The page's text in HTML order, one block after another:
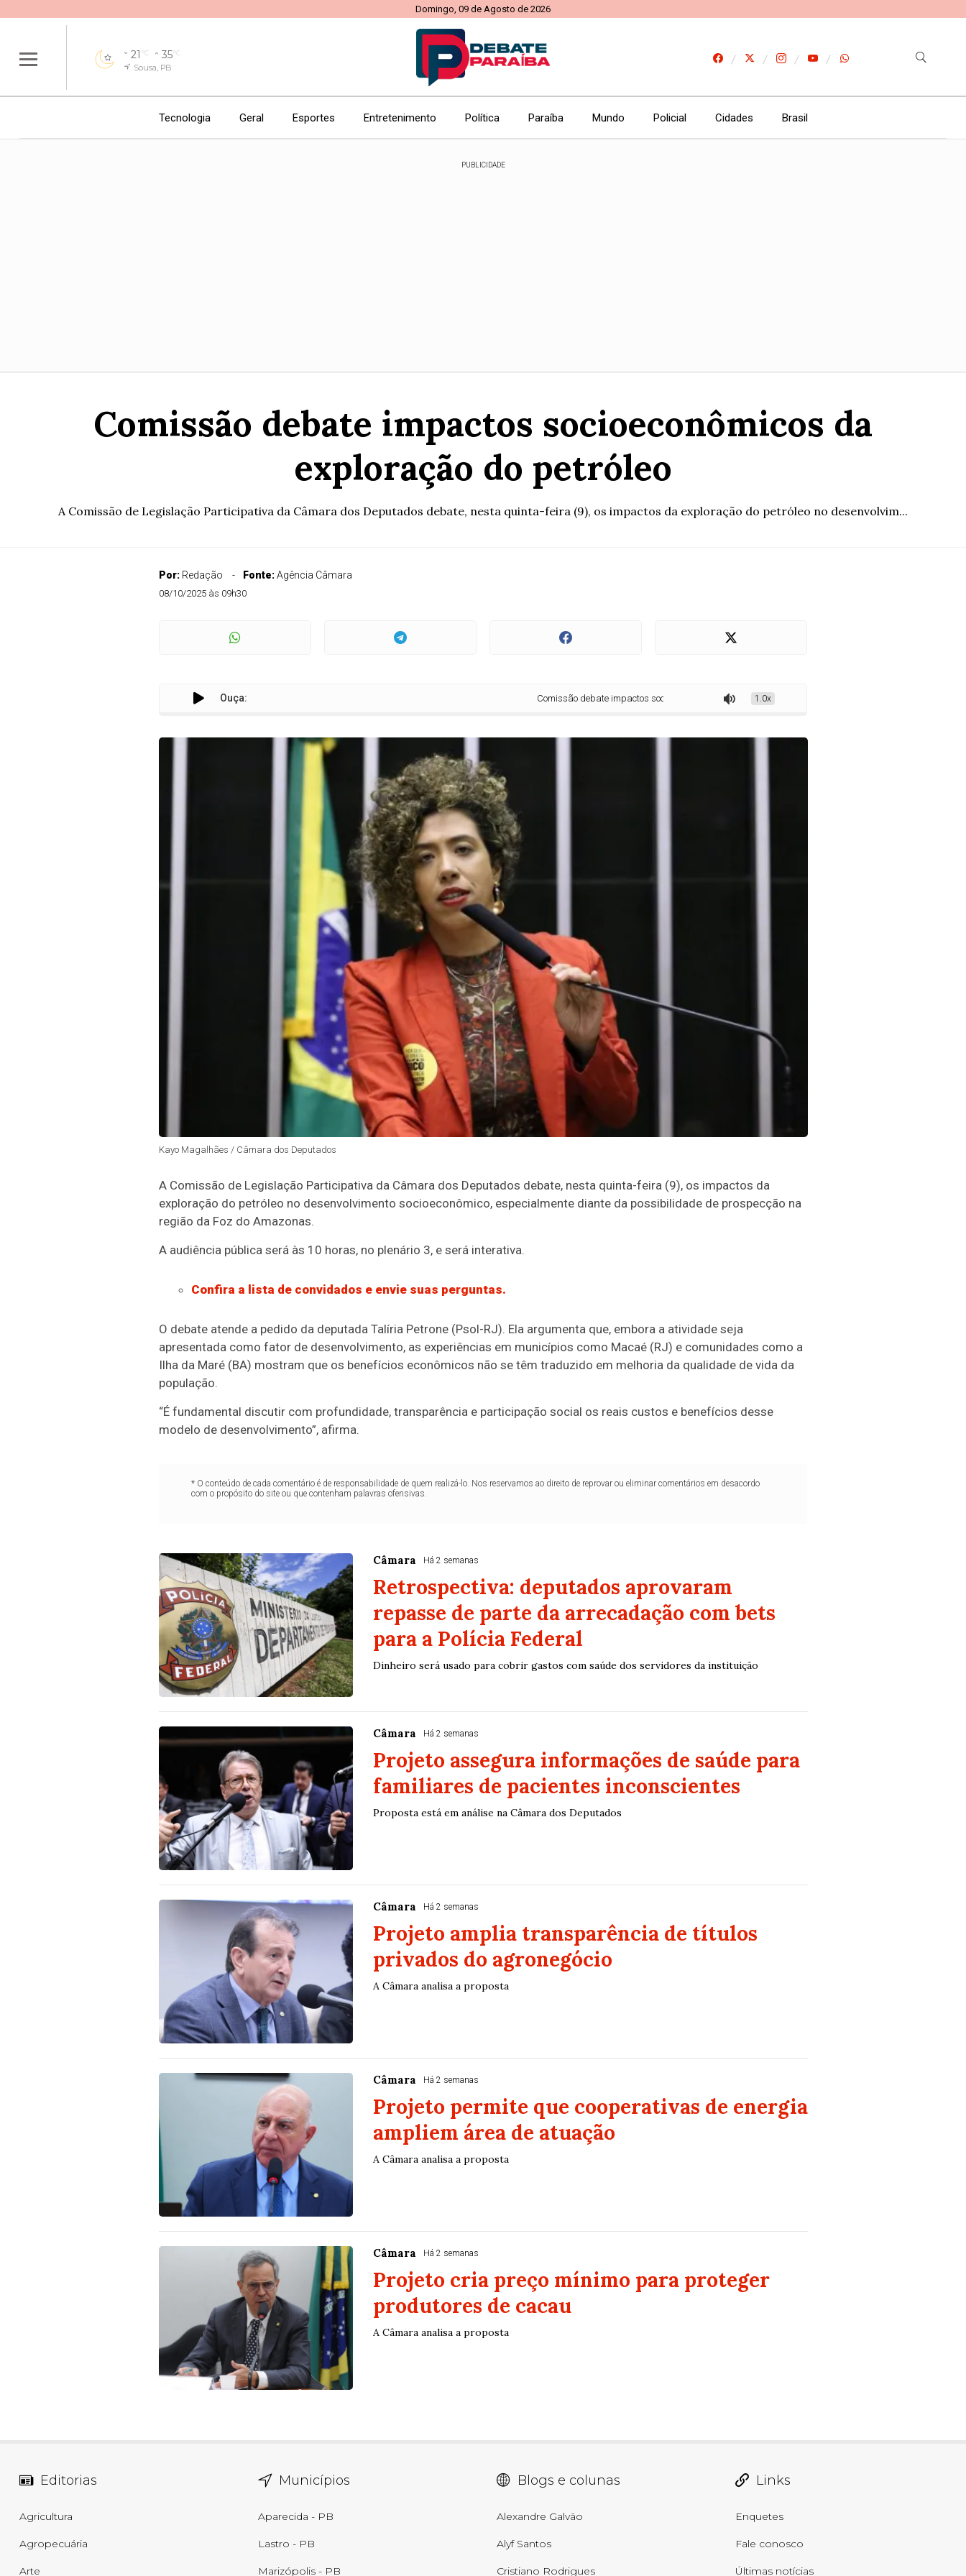
Domingo, 09 de Agosto de 2026
21 °C 35°C
Sousa, PB
Tecnologia Geral Esportes Entretenimento Política Paraíba Mundo Policial Cidades Brasil
PUBLICIDADE
Comissão debate impactos socioeconômicos da
exploração do petróleo
A Comissão de Legislação Participativa da Câmara dos Deputados debate, nesta quinta-feira (9), os impactos da exploração do petróleo no desenvolvim...
Por: Redação Fonte:Agência Câmara
08/10/2025 às 09h30
Ouça: Comissão debate impactos socioeconômicos da exploração do petróleo
1.0x
Kayo Magalhães / Câmara dos Deputados
A Comissão de Legislação Participativa da Câmara dos Deputados debate, nesta quinta-feira (9), os impactos da
exploração do petróleo no desenvolvimento socioeconômico, especialmente diante da possibilidade de prospecção na
região da Foz do Amazonas.
A audiência pública será às 10 horas, no plenário 3, e será interativa.
Confira a lista de convidados e envie suas perguntas.
O debate atende a pedido da deputada Talíria Petrone (Psol-RJ). Ela argumenta que, embora a atividade seja
apresentada como fator de desenvolvimento, as experiências em municípios como Macaé (RJ) e comunidades como a
Ilha da Maré (BA) mostram que os benefícios econômicos não se têm traduzido em melhoria da qualidade de vida da
população.
“É fundamental discutir com profundidade, transparência e participação social os reais custos e benefícios desse
modelo de desenvolvimento”, afirma.
* O conteúdo de cada comentário é de responsabilidade de quem realizá-lo. Nos reservamos ao direito de reprovar ou eliminar comentários em desacordo
com o propósito do site ou que contenham palavras ofensivas.
Câmara Há 2 semanas
Retrospectiva: deputados aprovaram
repasse de parte da arrecadação com bets
para a Polícia Federal
Dinheiro será usado para cobrir gastos com saúde dos servidores da instituição
Câmara Há 2 semanas
Projeto assegura informações de saúde para
familiares de pacientes inconscientes
Proposta está em análise na Câmara dos Deputados
Câmara Há 2 semanas
Projeto amplia transparência de títulos
privados do agronegócio
A Câmara analisa a proposta
Câmara Há 2 semanas
Projeto permite que cooperativas de energia
ampliem área de atuação
A Câmara analisa a proposta
Câmara Há 2 semanas
Projeto cria preço mínimo para proteger
produtores de cacau
A Câmara analisa a proposta
Editorias
Agricultura
Agropecuária
Arte
Municípios
Aparecida - PB
Lastro - PB
Marizópolis - PB
Blogs e colunas
Alexandre Galvão
Alyf Santos
Cristiano Rodrigues
Links
Enquetes
Fale conosco
Últimas notícias